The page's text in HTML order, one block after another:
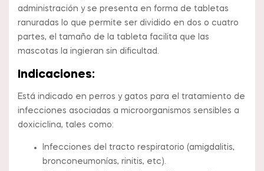
administración y se presenta en forma de tabletas
ranuradas lo que permite ser dividido en dos o cuatro
partes, el tamaño de la tableta facilita que las
mascotas la ingieran sin dificultad.
Indicaciones:
Está indicado en perros y gatos para el tratamiento de
infecciones asociadas a microorganismos sensibles a
doxiciclina, tales como:
Infecciones del tracto respiratorio (amigdalitis,
bronconeumonías, rinitis, etc).